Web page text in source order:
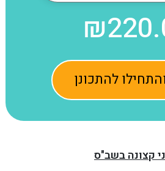
קצונה בשב"ס
₪
להתכונן